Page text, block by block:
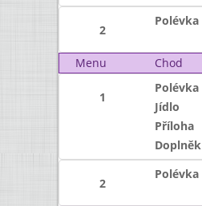
2
Polévka
Menu Chod
1
Polévka
Jídlo
Příloha
Doplněk
2
Polévka